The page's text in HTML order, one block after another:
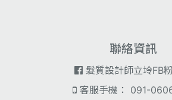
聯絡資訊
髮質設計師立坽FB
客服手機： 091-